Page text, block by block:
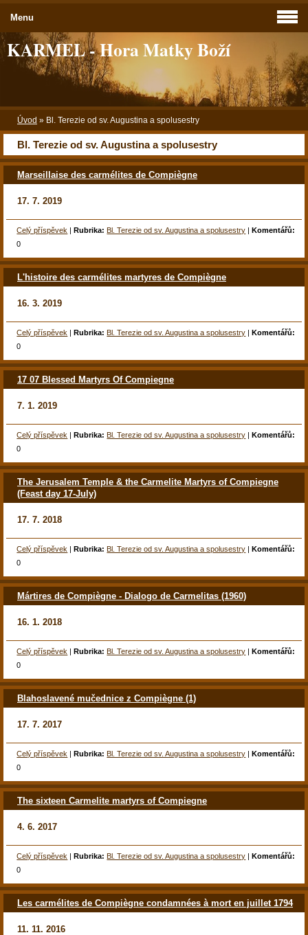
KARMEL - Hora Matky Boží
Úvod » Bl. Terezie od sv. Augustina a spolusestry
Bl. Terezie od sv. Augustina a spolusestry
Marseillaise des carmélites de Compiègne
17. 7. 2019
Celý příspěvek |Rubrika: Bl. Terezie od sv. Augustina a spolusestry |Komentářů:
0
L'histoire des carmélites martyres de Compiègne
16. 3. 2019
Celý příspěvek |Rubrika: Bl. Terezie od sv. Augustina a spolusestry |Komentářů:
0
17 07 Blessed Martyrs Of Compiegne
7. 1. 2019
Celý příspěvek |Rubrika: Bl. Terezie od sv. Augustina a spolusestry |Komentářů:
0
The Jerusalem Temple & the Carmelite Martyrs of Compiegne
(Feast day 17-July)
17. 7. 2018
Celý příspěvek |Rubrika: Bl. Terezie od sv. Augustina a spolusestry |Komentářů:
0
Mártires de Compiègne - Dialogo de Carmelitas (1960)
16. 1. 2018
Celý příspěvek |Rubrika: Bl. Terezie od sv. Augustina a spolusestry |Komentářů:
0
Blahoslavené mučednice z Compiègne (1)
17. 7. 2017
Celý příspěvek |Rubrika: Bl. Terezie od sv. Augustina a spolusestry |Komentářů:
0
The sixteen Carmelite martyrs of Compiegne
4. 6. 2017
Celý příspěvek |Rubrika: Bl. Terezie od sv. Augustina a spolusestry |Komentářů:
0
Les carmélites de Compiègne condamnées à mort en juillet 1794
11. 11. 2016
Menu